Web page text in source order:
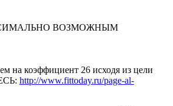
ВОЗМОЖНЫМ
на коэффициент 26 исходя из цели
http://www.fittoday.ru/page-al-